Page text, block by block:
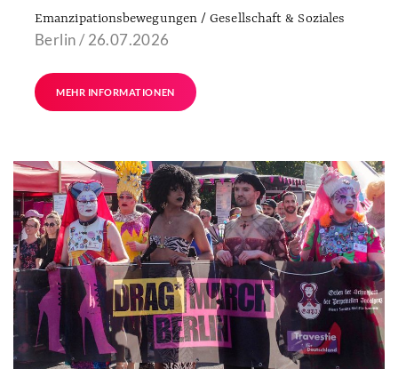
Emanzipationsbewegungen / Gesellschaft & Soziales
Berlin / 26.07.2026
MEHR INFORMATIONEN